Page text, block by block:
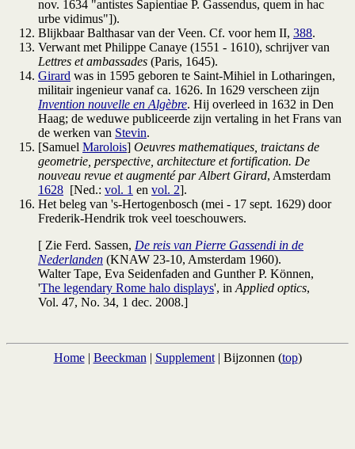
nov. 1634 "antistes Sapientiae P. Gassendus, quem in hac
urbe vidimus"]).
Blijkbaar Balthasar van der Veen. Cf. voor hem II, 388.
Verwant met Philippe Canaye (1551 - 1610), schrijver van
Lettres et ambassades (Paris, 1645).
Girard was in 1595 geboren te Saint-Mihiel in Lotharingen,
militair ingenieur vanaf ca. 1626. In 1629 verscheen zijn
Invention nouvelle en Algèbre. Hij overleed in 1632 in Den
Haag; de weduwe publiceerde zijn vertaling in het Frans van
de werken van Stevin.
[Samuel Marolois] Oeuvres mathematiques, traictans de
geometrie, perspective, architecture et fortification. De
nouveau revue et augmenté par Albert Girard, Amsterdam
1628 [Ned.: vol. 1 en vol. 2].
Het beleg van 's-Hertogenbosch (mei - 17 sept. 1629) door
Frederik-Hendrik trok veel toeschouwers.
[ Zie Ferd. Sassen, De reis van Pierre Gassendi in de
Nederlanden (KNAW 23-10, Amsterdam 1960).
Walter Tape, Eva Seidenfaden and Gunther P. Können,
'The legendary Rome halo displays', in Applied optics,
Vol. 47, No. 34, 1 dec. 2008.]
Home| Beeckman | Supplement| Bijzonnen (top)